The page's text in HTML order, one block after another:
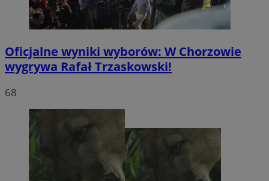
Oficjalne wyniki wyborów: W Chorzowie
wygrywa Rafał Trzaskowski!
68